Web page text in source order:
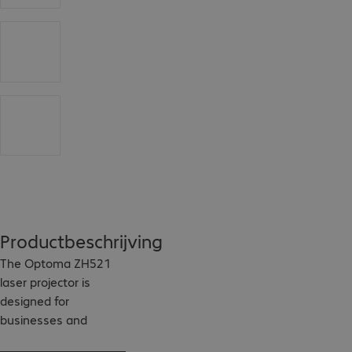
Productbeschrijving
The Optoma ZH521
laser projector is
designed for
businesses and